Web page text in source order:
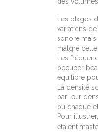
Les plages
variations
sonore mais
malgré cette
Les
occuper
équilibre
La densité
par leur
où chaque
Pour
étaient